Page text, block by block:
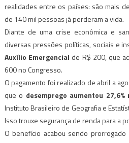
realidades entre os países: são mais de
de 140 mil pessoas já perderam a vida.
Diante de uma crise econômica e
diversas pressões políticas, sociais e
Auxílio Emergencial de R$ 200, que
600 no Congresso.
O pagamento foi realizado de abril a
que o desemprego aumentou 27,6%
Instituto Brasileiro de Geografia e
Isso trouxe segurança de renda para a
O benefício acabou sendo